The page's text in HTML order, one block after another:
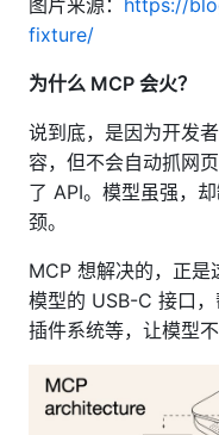
图片来源： https://
fixture/
为什么 MCP 会火？
说到底，是因为开发
容，但不会自动抓网
了 API。模型虽强，
颈。
MCP 想解决的，正是
模型的 USB-C 接口，
插件系统等，让模型